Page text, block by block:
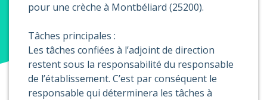
pour une crèche à Montbéliard (25200).
Tâches principales :
Les tâches confiées à l’adjoint de direction
restent sous la responsabilité du responsable
de l’établissement. C’est par conséquent le
responsable qui déterminera les tâches à